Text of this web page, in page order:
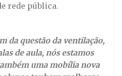
rede pública.
da questão da ventilação,
de aula, nós estamos
uma mobília nova